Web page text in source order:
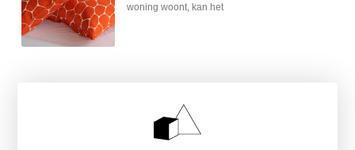
woning woont, kan het